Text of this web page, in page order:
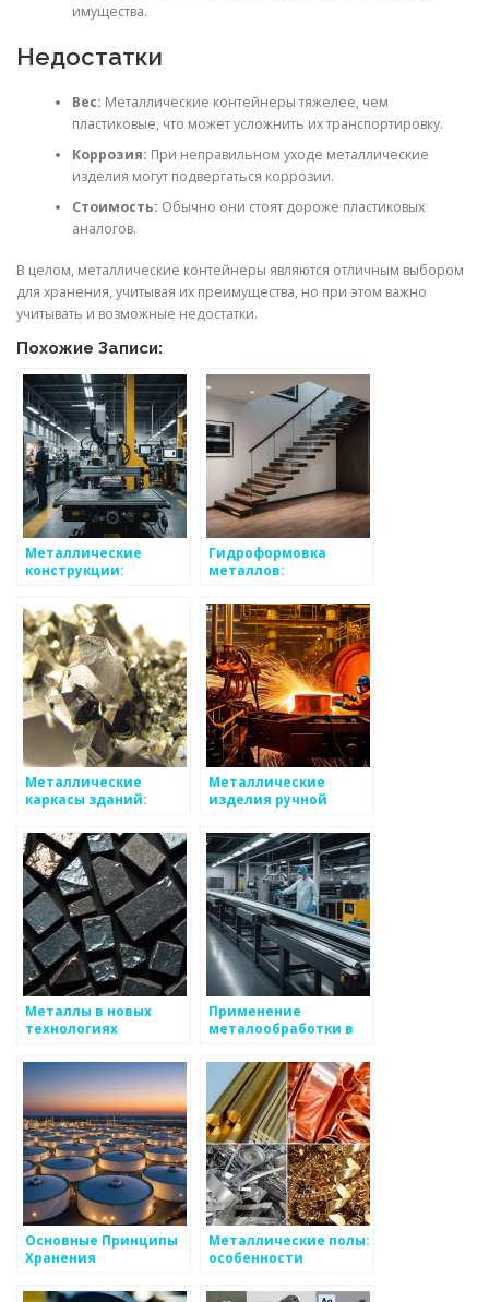
имущества.
Недостатки
Вес: Металлические контейнеры тяжелее, чем
пластиковые, что может усложнить их транспортировку.
Коррозия: При неправильном уходе металлические
изделия могут подвергаться коррозии.
Стоимость: Обычно они стоят дороже пластиковых
аналогов.
В целом, металлические контейнеры являются отличным выбором
для хранения, учитывая их преимущества, но при этом важно
учитывать и возможные недостатки.
Похожие Записи:
Металлические
конструкции:
недостатки
Гидроформовка
металлов:
недостатки
Металлические
каркасы зданий:
особенности
Металлические
изделия ручной
ремесло
Металлы в новых
технологиях
Применение
металообработки в
промышленности
Основные Принципы
Хранения
Промышленных
Металлические полы:
особенности